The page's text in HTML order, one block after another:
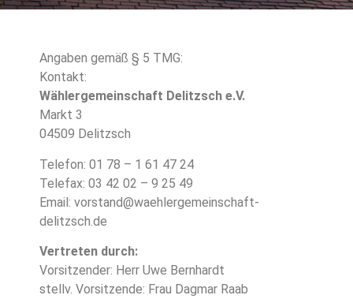
Angaben gemäß § 5 TMG:
Kontakt:
Wählergemeinschaft Delitzsch e.V.
Markt 3
04509 Delitzsch
Telefon: 01 78 – 1 61 47 24
Telefax: 03 42 02 – 9 25 49
Email: vorstand@waehlergemeinschaft-
delitzsch.de
Vertreten durch:
Vorsitzender: Herr Uwe Bernhardt
stellv. Vorsitzende: Frau Dagmar Raab